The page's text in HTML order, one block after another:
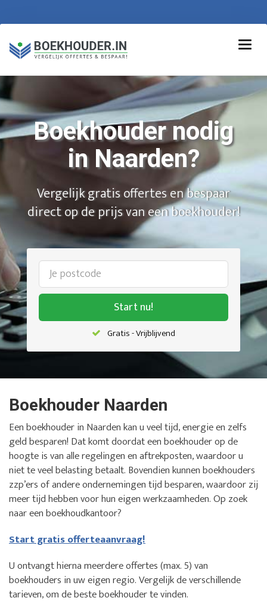
Boekhouder nodig
in Naarden?
Vergelijk gratis offertes en bespaar
direct op de prijs van een boekhouder!
Start nu!
Gratis - Vrijblijvend
Boekhouder Naarden
Een boekhouder in Naarden kan u veel tijd, energie en zelfs
geld besparen! Dat komt doordat een boekhouder op de
hoogte is van alle regelingen en aftrekposten, waardoor u
niet te veel belasting betaalt. Bovendien kunnen boekhouders
zzp’ers of andere ondernemingen tijd besparen, waardoor zij
meer tijd hebben voor hun eigen werkzaamheden. Op zoek
naar een boekhoudkantoor?
Start gratis offerteaanvraag!
U ontvangt hierna meerdere offertes (max. 5) van
boekhouders in uw eigen regio. Vergelijk de verschillende
tarieven, om de beste boekhouder te vinden.